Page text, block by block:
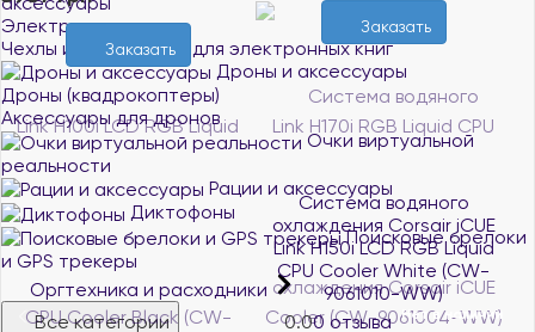
Электронные книги
Чехлы и аксессуары для электронных книг
Дроны и аксессуары
Дроны (квадрокоптеры)
Аксессуары для дронов
Очки виртуальной
реальности
Рации и аксессуары
Диктофоны
Поисковые брелоки
и GPS трекеры
Оргтехника и расходники
Все категории
Заказать
Заказать
Система водяного
охлаждения Corsair iCUE
Link H150i LCD RGB Liquid
CPU Cooler White (CW-
9061010-WW)
0.00 отзыва Нет в наличии